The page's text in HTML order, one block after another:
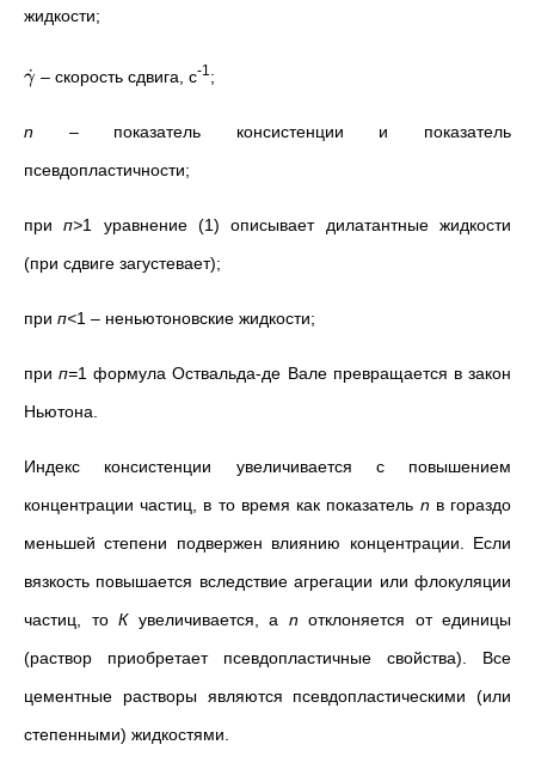
жидкости;
γ
˙ – скорость сдвига, с-1 ;
n – показатель консистенции и
показатель
псевдопластичности;
прип>1 уравнение (1) описывает дилатантные жидкости
(при сдвиге загустевает);
при п<1 – неньютоновские жидкости;
прип=1 формула Оствальда-де Вале превращается в закон
Ньютона.
Индекс консистенции увеличивается с повышением
концентрации частиц, в то время как показатель n в гораздо
меньшей степени подвержен влиянию концентрации. Если
вязкость повышается вследствие агрегации или флокуляции
частиц, то К увеличивается, а nотклоняется от единицы
(раствор приобретает псевдопластичные свойства). Все
цементные растворы являются псевдопластическими (или
степенными) жидкостями.